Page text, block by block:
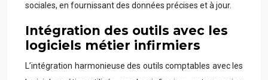
sociales, en fournissant des données précises et à jour.
Intégration des outils avec les
logiciels métier infirmiers
L’intégration harmonieuse des outils comptables avec les